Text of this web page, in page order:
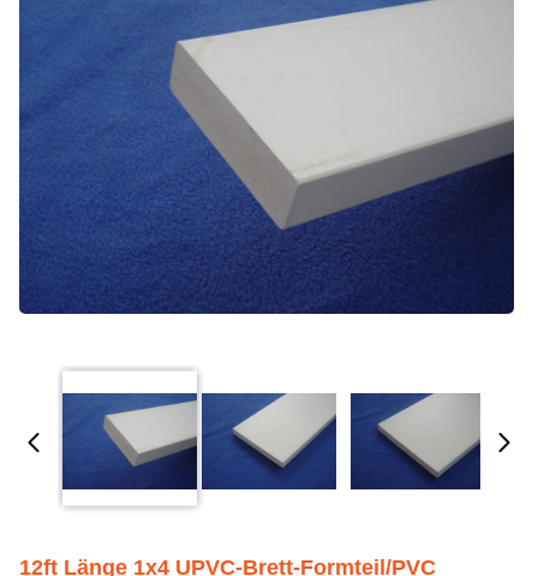
12ft Länge 1x4 UPVC-Brett-Formteil/PVC